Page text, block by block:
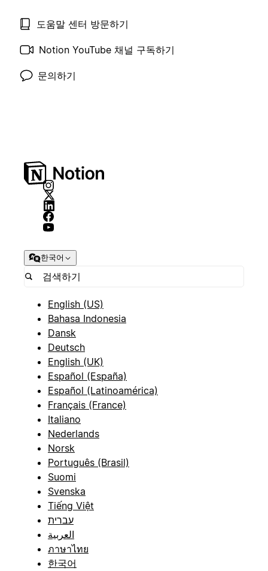
도움말 센터 방문하기
Notion YouTube 채널 구독하기
문의하기
한국어
English (US)
Bahasa Indonesia
Dansk
Deutsch
English (UK)
Español (España)
Español (Latinoamérica)
Français (France)
Italiano
Nederlands
Norsk
Português (Brasil)
Suomi
Svenska
Tiếng Việt
עברית
العربية
ภาษาไทย
한국어